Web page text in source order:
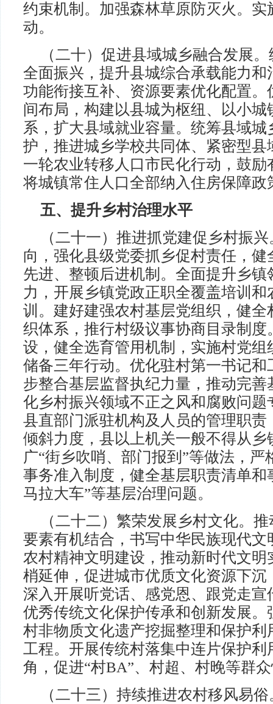
约束机制。加强森林草原防灭火。
动。
（二十）促进县域城乡融合发展
全面振兴，提升县城综合承载能力
功能衔接互补、资源要素优化配置
间布局，构建以县城为枢纽、以小
系，扩大县域就业容量。统筹县域
护，推进城乡学校共同体、紧密型
一轮农业转移人口市民化行动，鼓
将城镇常住人口全部纳入住房保障政
五、提升乡村治理水平
（二十一）推进抓党建促乡村振
向，强化县级党委抓乡促村责任，
先进、整顿后进机制。全面提升乡
力，开展乡镇党政正职全覆盖培训
训。建好建强农村基层党组织，健
织体系，推行村级议事协商目录制
设，健全选育管用机制，实施村党
储备三年行动。优化驻村第一书记
步整合基层监督执纪力量，推动完
化乡村振兴领域不正之风和腐败问
县直部门派驻机构及人员的管理职
倾斜力度，县以上机关一般不得从
广“街乡吹哨、部门报到”等做法，
事务准入制度，健全基层职责清单和
马拉大车”等基层治理问题。
（二十二）繁荣发展乡村文化。
要素有机结合，书写中华民族现代
农村精神文明建设，推动新时代文
梢延伸，促进城市优质文化资源下
深入开展听党话、感党恩、跟党走
优秀传统文化保护传承和创新发展
村非物质文化遗产挖掘整理和保护
工程。开展传统村落集中连片保护
角，促进“村BA”、村超、村晚等群
（二十三）持续推进农村移风易